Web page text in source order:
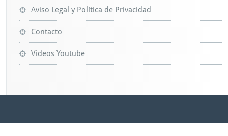
Aviso Legal y Política de Privacidad
Contacto
Videos Youtube